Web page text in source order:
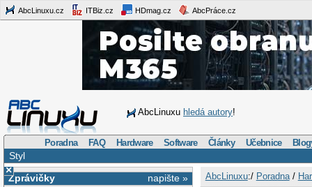
AbcLinuxu.cz ITBiz.cz HDmag.cz AbcPráce.cz
AbcLinuxu hledá autory!
Poradna FAQ Hardware Software Články Učebnice
Styl
×
napište »
Zprávičky
AbcLinuxu:/ Poradna/